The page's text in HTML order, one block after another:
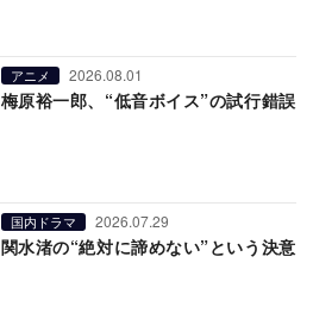
アニメ 2026.08.01
梅原裕一郎、“低音ボイス”の試行錯誤
国内ドラマ 2026.07.29
関水渚の“絶対に諦めない”という決意